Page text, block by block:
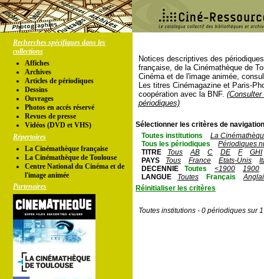
Recherches spécifiques dans les
collections
Affiches
Archives
Articles de périodiques
Dessins
Ouvrages
Photos en accés réservé
Revues de presse
Vidéos (DVD et VHS)
Répertoires
La Cinémathèque française
La Cinémathèque de Toulouse
Centre National du Cinéma et de
l'image animée
Partenaires
Notices descriptives des
française, de la Cinémathèque de
Cinéma et de l'image animée,
Les titres Cinémagazine et Paris-
coopération avec la BNF.
périodiques)
Sélectionner les critères de
Toutes institutions
La
Tous les périodiques
Périodiques
TITRE
Tous AB C DE F
GHI
PAYS
Tous France Etats-Unis
DECENNIE
Toutes <1900
1900
LANGUE
Toutes Français
Réinitialiser les critères
Toutes institutions - 0 périodiques sur